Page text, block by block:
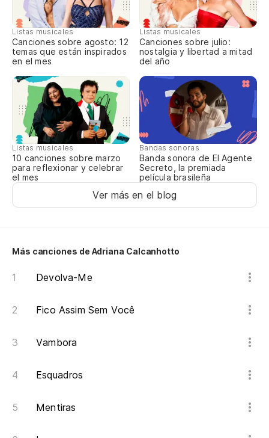
Listas musicales
Canciones sobre agosto: 12
temas que están inspirados
en el mes
Listas musicales
Canciones sobre julio:
nostalgia y libertad a mitad
del año
Listas musicales
10 canciones sobre marzo
para reflexionar y celebrar
el mes
Bandas sonoras
Banda sonora de El Agente
Secreto, la premiada
película brasileña
Ver más en el blog
Más canciones de Adriana Calcanhotto
Devolva-Me
Fico Assim Sem Você
Vambora
Esquadros
Mentiras